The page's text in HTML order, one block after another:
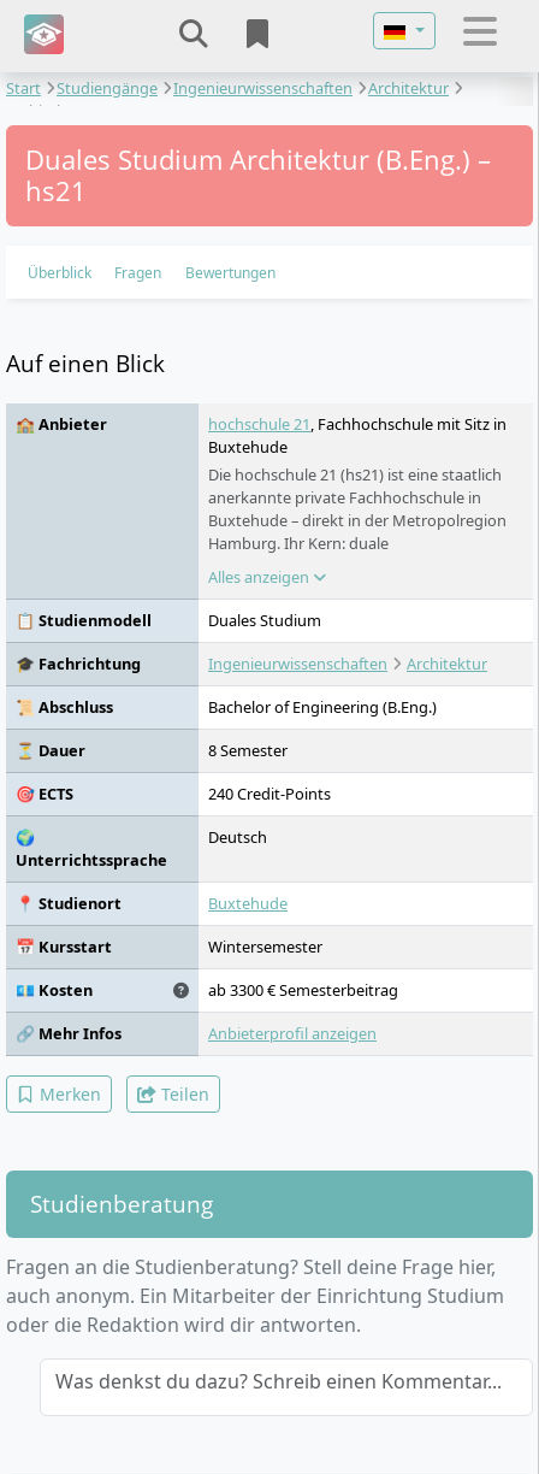
Sprache
Start Studiengänge Ingenieurwissenschaften
Architektur
Architektur
Duales Studium Architektur (B.Eng.) –
hs21
Überblick Fragen Bewertungen
Auf einen Blick
🏫 Anbieter hochschule 21, Fachhochschule mit Sitz in
Buxtehude
Die hochschule 21 (hs21) ist eine staatlich
anerkannte private Fachhochschule in
Buxtehude – direkt in der Metropolregion
Hamburg. Ihr Kern: duale
Bachelorstudiengänge mit 50 Prozent
Praxisanteil in den Bereichen Bauwesen,
Technik und Gesundheit. Wer hier studiert,
Praxispartner und verlässt die Hochschule
mit Abschluss und Berufserfahrung.
Alles anzeigen
📋 Studienmodell
Duales Studium
🎓 Fachrichtung
Ingenieurwissenschaften
Architektur
📜 Abschluss
Bachelor of Engineering (B.Eng.)
⏳ Dauer
8 Semester
🎯 ECTS
240 Credit-Points
🌍
Unterrichtssprache
Deutsch
📍 Studienort
Buxtehude
📅 Kursstart
Wintersemester
💶 Kosten
ab 3300 € Semesterbeitrag
🔗 Mehr Infos
Anbieterprofil anzeigen
Merken Teilen
Studienberatung
Fragen an die Studienberatung? Stell deine Frage hier,
auch anonym. Ein Mitarbeiter der Einrichtung Studium
oder die Redaktion wird dir antworten.
Was denkst du dazu? Schreib einen Kommentar...